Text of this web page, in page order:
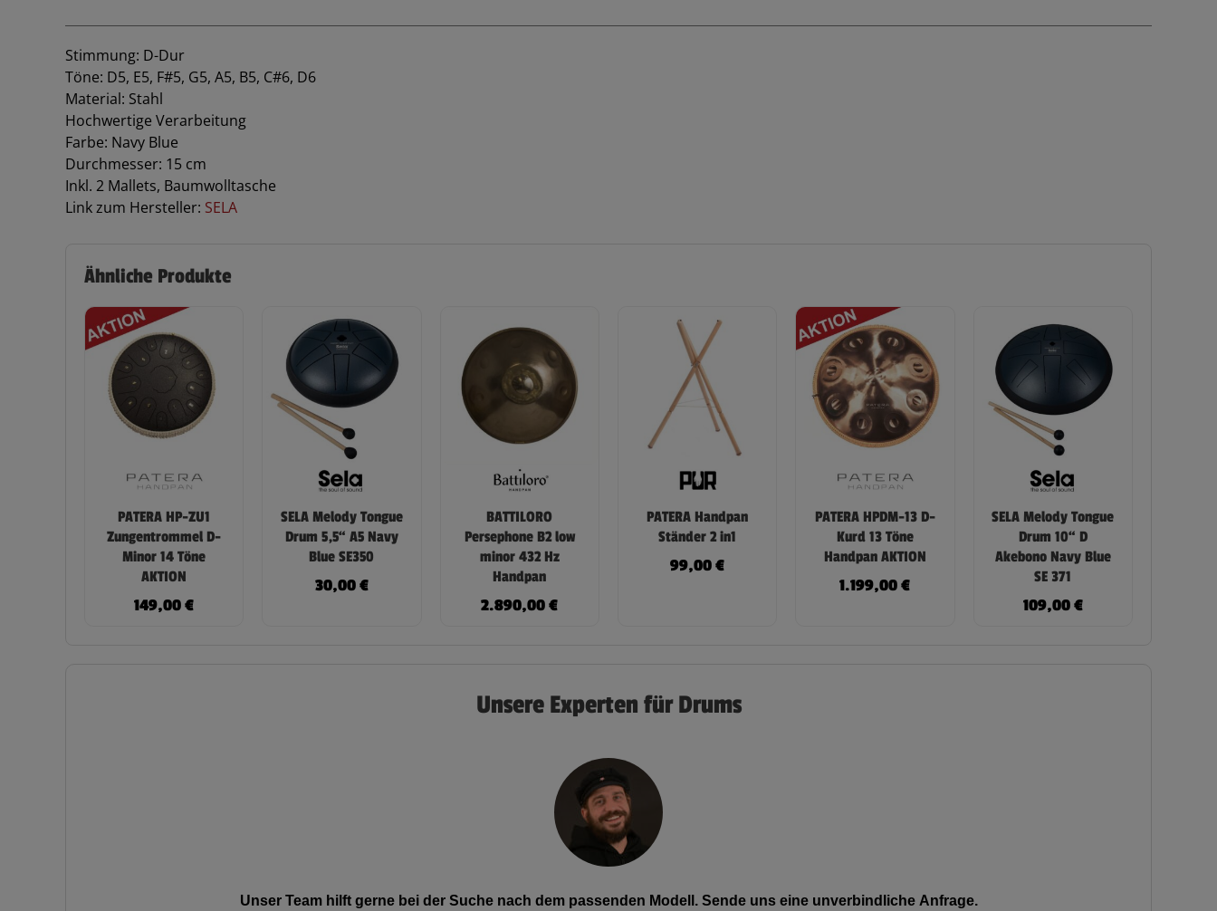
Stimmung: D-Dur
Töne: D5, E5, F#5, G5, A5, B5, C#6, D6
Material: Stahl
Hochwertige Verarbeitung
Farbe: Navy Blue
Durchmesser: 15 cm
Inkl. 2 Mallets, Baumwolltasche
Link zum Hersteller: SELA
Ähnliche Produkte
PATERA HP-ZU1
Zungentrommel D-
Minor 14 Töne
AKTION
149,00€
SELA Melody Tongue
Drum 5,5“ A5 Navy
Blue SE350
30,00€
BATTILORO
Persephone B2 low
minor 432 Hz
Handpan
2.890,00€
PATERA Handpan
Ständer 2 in1
99,00€
PATERA HPDM-13 D-
Kurd 13 Töne
Handpan AKTION
1.199,00€
SELA Melody Tongue
Drum 10“ D
Akebono Navy Blue
SE 371
109,00€
Unsere Experten für Drums
Unser Team hilft gerne bei der Suche nach dem passenden Modell. Sende uns eine unverbindliche Anfrage.